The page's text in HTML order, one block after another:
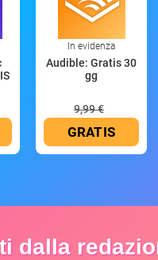
In evidenza
Audible: Gratis 30
gg
9,99 €
GRATIS
dalla